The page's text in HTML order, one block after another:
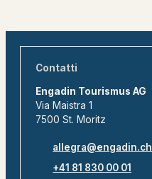
Contatti
Engadin Tourismus AG
Via Maistra 1
7500 St. Moritz
allegra@engadin.ch
+41 81 830 00 01